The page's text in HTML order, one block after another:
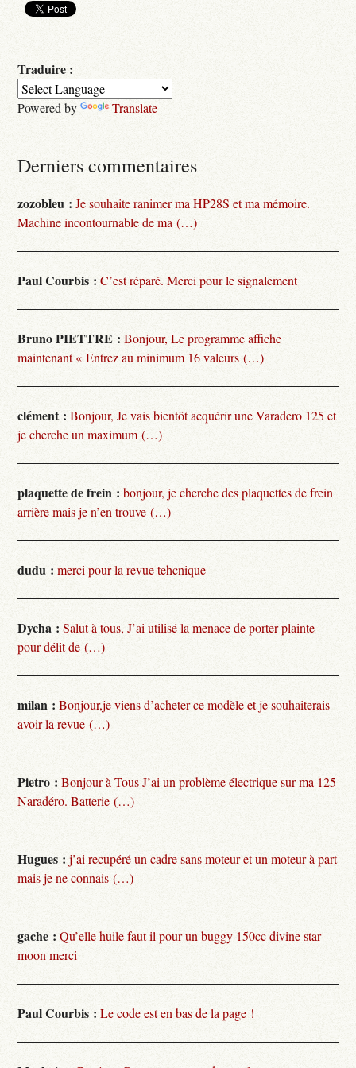
Traduire :
Powered by Translate
Derniers commentaires
zozobleu : Je souhaite ranimer ma HP28S et ma mémoire.
Machine incontournable de ma (…)
Paul Courbis : C’est réparé. Merci pour le signalement
Bruno PIETTRE : Bonjour, Le programme affiche
maintenant « Entrez au minimum 16 valeurs (…)
clément : Bonjour, Je vais bientôt acquérir une Varadero 125 et
je cherche un maximum (…)
plaquette de frein : bonjour, je cherche des plaquettes de frein
arrière mais je n’en trouve (…)
dudu : merci pour la revue tehcnique
Dycha : Salut à tous, J’ai utilisé la menace de porter plainte
pour délit de (…)
milan : Bonjour,je viens d’acheter ce modèle et je souhaiterais
avoir la revue (…)
Pietro : Bonjour à Tous J’ai un problème électrique sur ma 125
Naradéro. Batterie (…)
Hugues : j’ai recupéré un cadre sans moteur et un moteur à part
mais je ne connais (…)
gache : Qu’elle huile faut il pour un buggy 150cc divine star
moon merci
Paul Courbis : Le code est en bas de la page !